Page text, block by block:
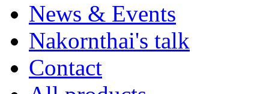
News & Events
Nakornthai's talk
Contact